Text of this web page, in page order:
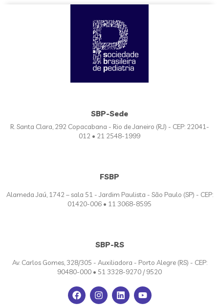
SBP-Sede
R. Santa Clara, 292 Copacabana - Rio de Janeiro (RJ) - CEP: 22041-
012 • 21 2548-1999
FSBP
Alameda Jaú, 1742 – sala 51 - Jardim Paulista - São Paulo (SP) - CEP:
01420-006 • 11 3068-8595
SBP-RS
Av. Carlos Gomes, 328/305 - Auxiliadora - Porto Alegre (RS) - CEP:
90480-000 • 51 3328-9270 / 9520